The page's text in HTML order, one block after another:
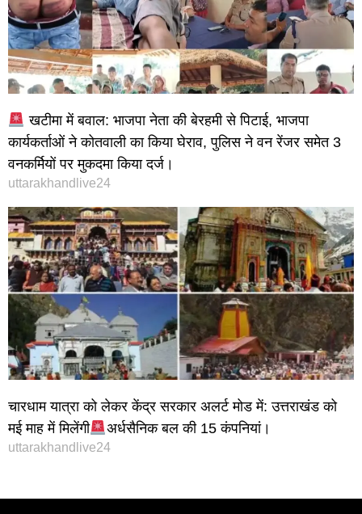
खटीमा में बवाल: भाजपा नेता की बेरहमी से पिटाई, भाजपा
कार्यकर्ताओं ने कोतवाली का किया घेराव, पुलिस ने वन रेंजर समेत 3
वनकर्मियों पर मुकदमा किया दर्ज।
uttarakhandlive24
चारधाम यात्रा को लेकर केंद्र सरकार अलर्ट मोड में: उत्तराखंड को
मई माह में मिलेंगी
अर्धसैनिक बल की 15 कंपनियां।
uttarakhandlive24